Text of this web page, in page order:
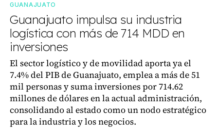
GUANAJUATO
Guanajuato impulsa su industria
logística con más de 714 MDD en
inversiones
El sector logístico y de movilidad aporta ya el
7.4% del PIB de Guanajuato, emplea a más de 51
mil personas y suma inversiones por 714.62
millones de dólares en la actual administración,
consolidando al estado como un nodo estratégico
para la industria y los negocios.